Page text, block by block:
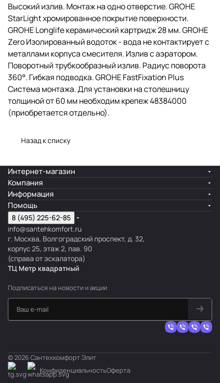
Высокий излив. Монтаж на одно отверстие. GROHE
StarLight хромированное покрытие поверхности.
GROHE Longlife керамический картридж 28 мм. GROHE
Zero Изолированный водоток - вода не контактирует с
металлами корпуса смесителя. Излив с аэратором.
Поворотный трубкообразный излив. Радиус поворота
360°. Гибкая подводка. GROHE FastFixation Plus
Система монтажа. Для установки на столешницу
толщиной от 60 мм необходим крепеж 48384000
(приобретается отдельно).
Назад к списку
Интернет-магазин
Компания
Информация
Помощь
8 (495) 225-62-85
info@santehkomfort.ru
г. Москва, Волгоградский проспект, д. 32,
корпус 25, этаж 2, пав. 90
(справа от эскалатора)
ТЦ Метр квадратный
Подписаться на новости и акции
© 2026 Сантехкомфорт Элит
КонфиденциальностьОферта